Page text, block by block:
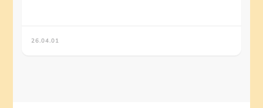
26.04.01